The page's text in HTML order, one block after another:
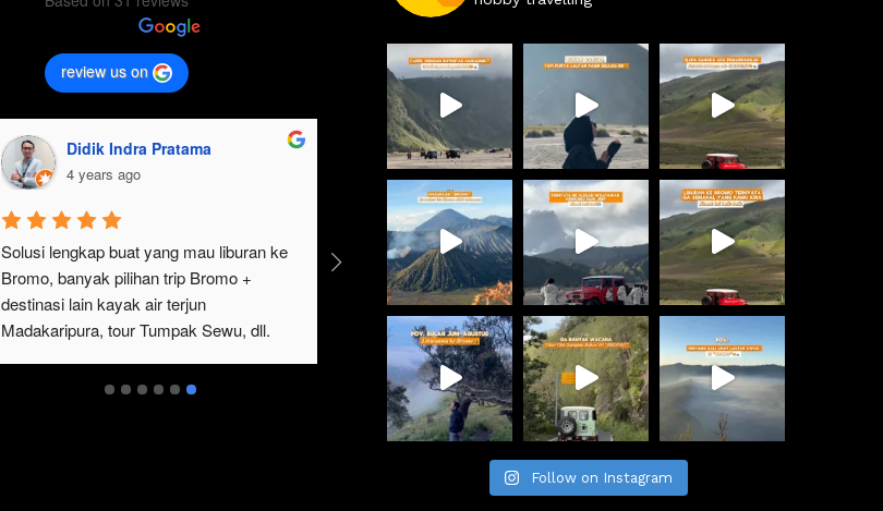
review us on
Didik Indra Pratama
4 years ago
Solusi lengkap buat yang mau liburan ke
Bromo, banyak pilihan trip Bromo +
destinasi lain kayak air terjun
Madakaripura, tour Tumpak Sewu, dll.
Follow on Instagram